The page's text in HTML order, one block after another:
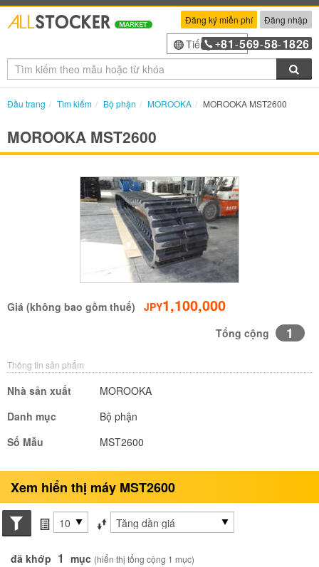
Đăng ký miễn phí Đăng nhập
Tiếng Việt
+81 -569-58-1826
Đầu trang Tìm kiếm Bộ phận MOROOKA MOROOKA MST2600
MOROOKA MST2600
Giá (không bao gồm thuế) JPY1,100,000
Tổng cộng 1
Thông tin sản phẩm
Nhà sản xuất
MOROOKA
Danh mục
Bộ phận
Số Mẫu
MST2600
Xem hiển thị máy MST2600
Search conditions
các mục mỗi trang
Sắp xếp theo
đã khớp 1 mục (hiển thị tổng cộng 1 mục)